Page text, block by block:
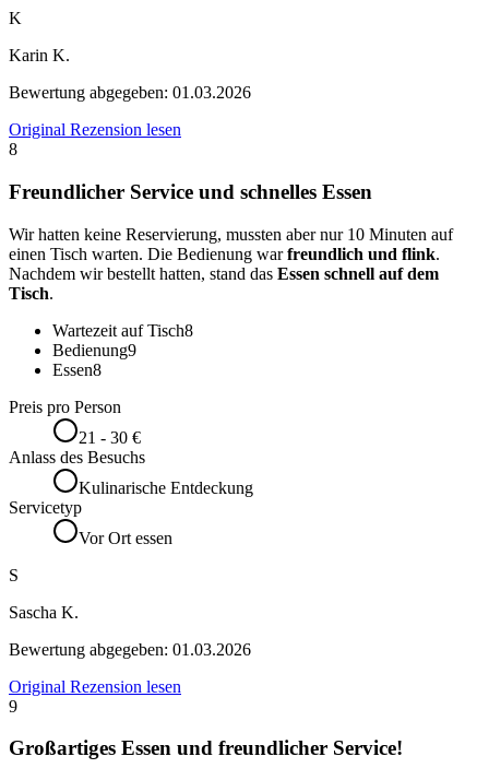
K
Karin K.
Bewertung abgegeben: 01.03.2026
Original Rezension lesen
8
Freundlicher Service und schnelles Essen
Wir hatten keine Reservierung, mussten aber nur 10 Minuten auf
einen Tisch warten. Die Bedienung warfreundlich und flink.
Nachdem wir bestellt hatten, stand das Essen schnell auf dem
Tisch.
Wartezeit auf Tisch8
Bedienung9
Essen8
Preis pro Person
21 - 30 €
Anlass des Besuchs
Kulinarische Entdeckung
Servicetyp
Vor Ort essen
S
Sascha K.
Bewertung abgegeben: 01.03.2026
Original Rezension lesen
9
Großartiges Essen und freundlicher Service!